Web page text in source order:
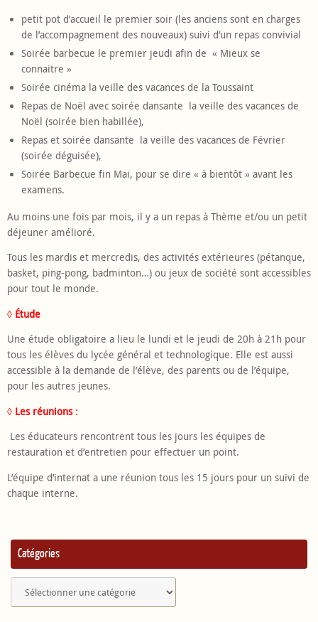
petit pot d’accueil le premier soir (les anciens sont en charges
de l’accompagnement des nouveaux) suivi d’un repas convivial
Soirée barbecue le premier jeudi afin de « Mieux se
connaitre »
Soirée cinéma la veille des vacances de la Toussaint
Repas de Noël avec soirée dansante la veille des vacances de
Noël (soirée bien habillée),
Repas et soirée dansante la veille des vacances de Février
(soirée déguisée),
Soirée Barbecue fin Mai, pour se dire « à bientôt » avant les
examens.
Au moins une fois par mois, il y a un repas à Thème et/ou un petit
déjeuner amélioré.
Tous les mardis et mercredis, des activités extérieures (pétanque,
basket, ping-pong, badminton…) ou jeux de société sont accessibles
pour tout le monde.
◊ Étude
Une étude obligatoire a lieu le lundi et le jeudi de 20h à 21h pour
tous les élèves du lycée général et technologique. Elle est aussi
accessible à la demande de l’élève, des parents ou de l’équipe,
pour les autres jeunes.
◊ Les réunions :
Les éducateurs rencontrent tous les jours les équipes de
restauration et d’entretien pour effectuer un point.
L’équipe d’internat a une réunion tous les 15 jours pour un suivi de
chaque interne.
Catégories